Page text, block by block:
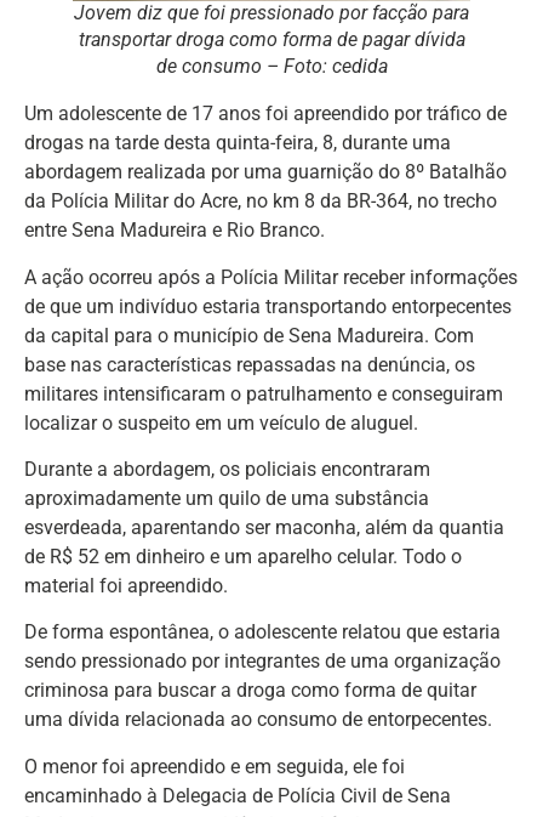
Jovem diz que foi pressionado por facção para
transportar droga como forma de pagar dívida
de consumo – Foto: cedida
Um adolescente de 17 anos foi apreendido por tráfico de
drogas na tarde desta quinta-feira, 8, durante uma
abordagem realizada por uma guarnição do 8º Batalhão
da Polícia Militar do Acre, no km 8 da BR-364, no trecho
entre Sena Madureira e Rio Branco.
A ação ocorreu após a Polícia Militar receber informações
de que um indivíduo estaria transportando entorpecentes
da capital para o município de Sena Madureira. Com
base nas características repassadas na denúncia, os
militares intensificaram o patrulhamento e conseguiram
localizar o suspeito em um veículo de aluguel.
Durante a abordagem, os policiais encontraram
aproximadamente um quilo de uma substância
esverdeada, aparentando ser maconha, além da quantia
de R$ 52 em dinheiro e um aparelho celular. Todo o
material foi apreendido.
De forma espontânea, o adolescente relatou que estaria
sendo pressionado por integrantes de uma organização
criminosa para buscar a droga como forma de quitar
uma dívida relacionada ao consumo de entorpecentes.
O menor foi apreendido e em seguida, ele foi
encaminhado à Delegacia de Polícia Civil de Sena